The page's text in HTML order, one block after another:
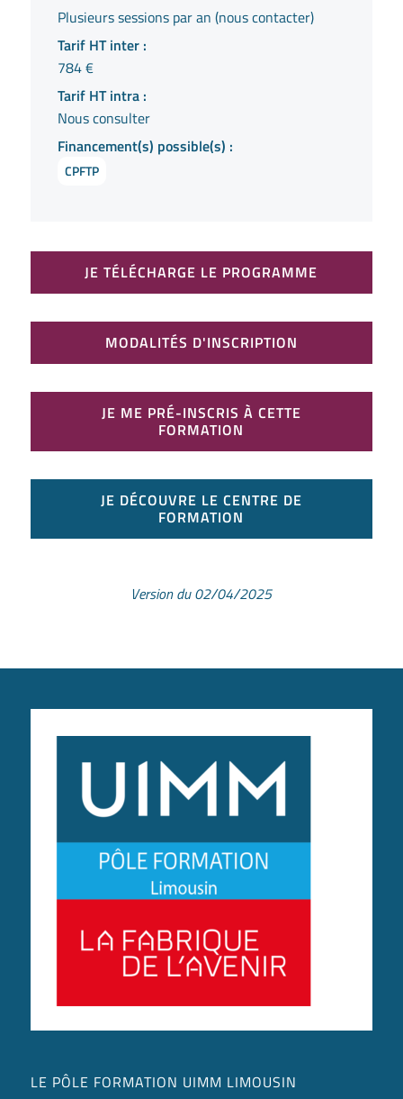
Plusieurs sessions par an (nous contacter)
Tarif HT inter :
784 €
Tarif HT intra :
Nous consulter
Financement(s) possible(s) :
CPFTP
JE TÉLÉCHARGE LE PROGRAMME
MODALITÉS D'INSCRIPTION
JE ME PRÉ-INSCRIS À CETTE
FORMATION
JE DÉCOUVRE LE CENTRE DE
FORMATION
Version du 02/04/2025
LE PÔLE FORMATION UIMM LIMOUSIN